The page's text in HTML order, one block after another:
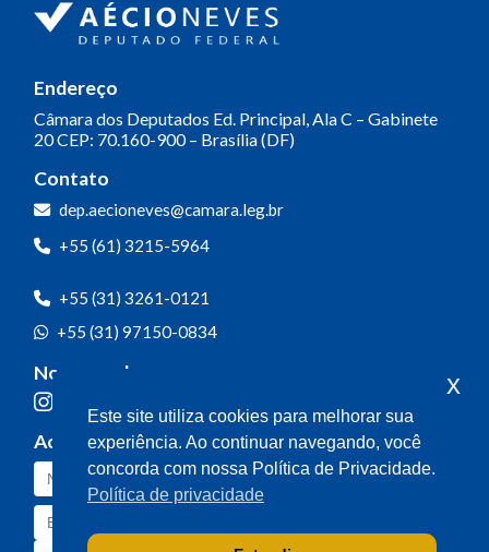
Endereço
Câmara dos Deputados Ed. Principal, Ala C – Gabinete
20CEP: 70.160-900 – Brasília (DF)
Contato
dep.aecioneves@camara.leg.br
+55 (61) 3215-5964
+55 (31) 3261-0121
+55 (31) 97150-0834
Nossas redes
Acompanhe o meu mandato
Este site utiliza cookies para melhorar sua
experiência. Ao continuar navegando, você
concorda com nossa Política de Privacidade.
Política de privacidade
x